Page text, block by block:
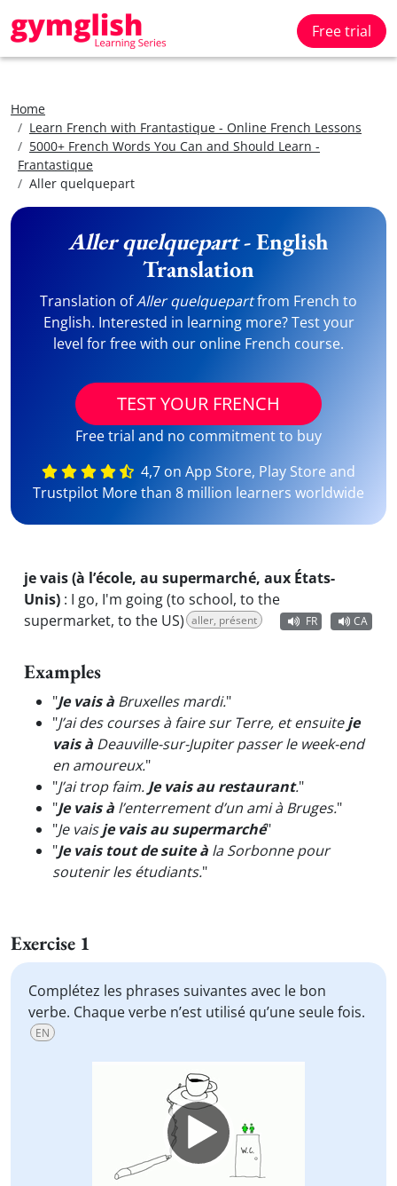
Free trial
Home
Learn French with Frantastique - Online French Lessons
5000+ French Words You Can and Should Learn -
Frantastique
Aller quelquepart
Aller quelquepart- English
Translation
Translation ofAller quelquepartfrom French to
English. Interested in learning more? Test your
level for free with our online French course.
TEST YOUR FRENCH
Free trial and no commitment to buy
4,7 on App Store, Play Store and
Trustpilot More than 8 million learners worldwide
je vais (à l’école, au supermarché, aux États-
Unis) : I go, I'm going (to school, to the
supermarket, to the US) aller, présent FR CA
Examples
"Je vais à Bruxelles mardi."
"J’ai des courses à faire sur Terre, et ensuiteje
vais à Deauville-sur-Jupiter passer le week-end
en amoureux."
"J’ai trop faim. Je vais au restaurant."
"Je vais à l’enterrement d’un ami à Bruges."
"Je vaisje vais au supermarché"
"Je vais tout de suite à la Sorbonne pour
soutenir les étudiants."
Exercise 1
Complétez les phrases suivantes avec le bon
verbe. Chaque verbe n’est utilisé qu’une seule fois.
EN